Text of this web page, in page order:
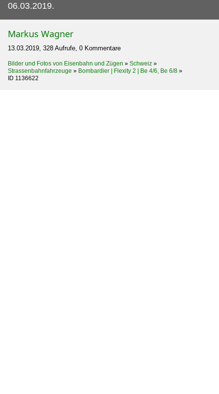
06.03.2019.
Markus Wagner
13.03.2019, 328 Aufrufe, 0 Kommentare
Bilder und Fotos von Eisenbahn und Zügen » Schweiz »
Strassenbahnfahrzeuge » Bombardier | Flexity 2 | Be 4/6, Be 6/8 »
ID 1136622